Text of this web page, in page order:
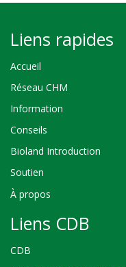
Liens rapides
Accueil
Réseau CHM
Information
Conseils
Bioland Introduction
Soutien
À propos
Liens CDB
CDB